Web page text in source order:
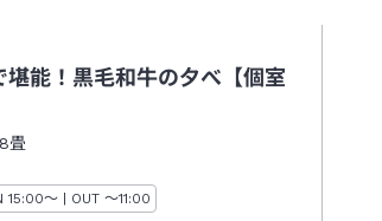
能！黒毛和牛の夕べ【個室
畳
チェックイン
15:00～ | OUT チェックアウト
～11:00